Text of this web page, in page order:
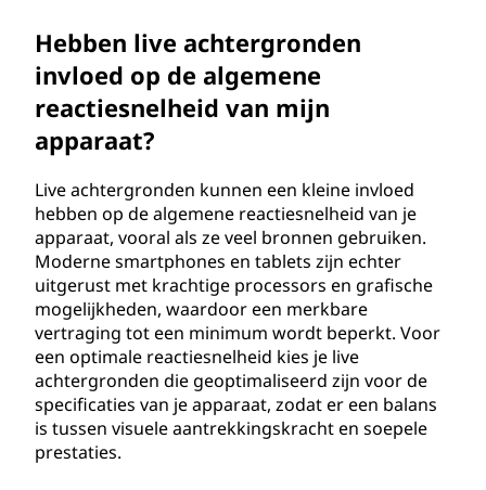
Hebben live achtergronden
invloed op de algemene
reactiesnelheid van mijn
apparaat?
Live achtergronden kunnen een kleine invloed
hebben op de algemene reactiesnelheid van je
apparaat, vooral als ze veel bronnen gebruiken.
Moderne smartphones en tablets zijn echter
uitgerust met krachtige processors en grafische
mogelijkheden, waardoor een merkbare
vertraging tot een minimum wordt beperkt. Voor
een optimale reactiesnelheid kies je live
achtergronden die geoptimaliseerd zijn voor de
specificaties van je apparaat, zodat er een balans
is tussen visuele aantrekkingskracht en soepele
prestaties.